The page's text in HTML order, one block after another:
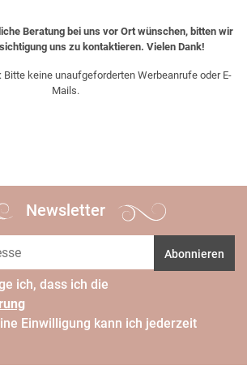
Beratung bei uns vor Ort wünschen, bitten wir
uns zu kontaktieren. Vielen Dank!
Bitte keine unaufgeforderten Werbeanrufe oder E-
Mails.
Newsletter
Abonnieren
ich, dass ich die
Einwilligung kann ich jederzeit